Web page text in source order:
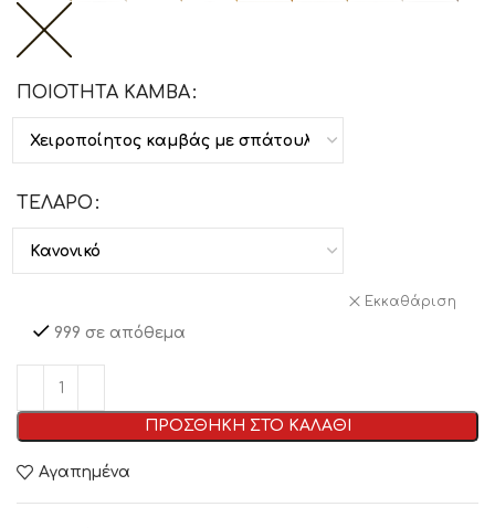
ΠΟΙΟΤΗΤΑ ΚΑΜΒΑ
ΤΕΛΑΡΟ
Εκκαθάριση
999 σε απόθεμα
ΠΡΟΣΘΗΚΗ ΣΤΟ ΚΑΛΑΘΙ
Αγαπημένα